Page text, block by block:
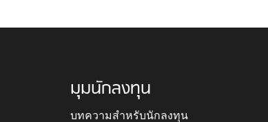
มุมนักลงทุน
บทความสำหรับนักลงทุน